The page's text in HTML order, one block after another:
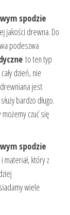
spodzie
jakości drewna. Do
podeszwa
to ten typ
dzień, nie
jest
bardzo długo.
czuć się
spodzie
materiał, który z
wiele